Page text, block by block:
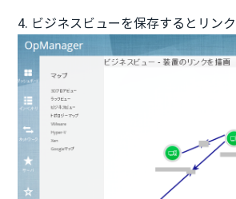
4. ビジネスビューを保存するとリン